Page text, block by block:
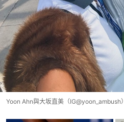
Yoon Ahn與大坂直美（IG@yoon_ambush）